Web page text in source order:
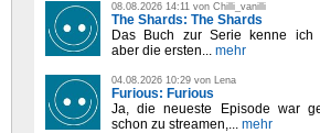
08.08.2026 14:11 von Chilli_vanilli
The Shards: The Shards
Das Buch zur Serie kenne ich
aber die ersten... mehr
04.08.2026 10:29 von Lena
Furious: Furious
Ja, die neueste Episode war
schon zu streamen,... mehr